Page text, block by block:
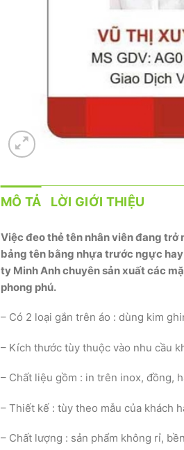
MÔ TẢ LỜI GIỚI THIỆU
Việc đeo thẻ tên nhân viên đang
bảng tên bằng nhựa trước ngực
ty Minh Anh chuyên sản xuất các
phong phú.
– Có 2 loại gắn trên áo : dùng kim
– Kích thước tùy thuộc vào nhu cầu
– Chất liệu gồm : in trên inox, đồng,
– Thiết kế : tùy theo mẫu của khách
– Chất lượng : sản phẩm không rỉ,